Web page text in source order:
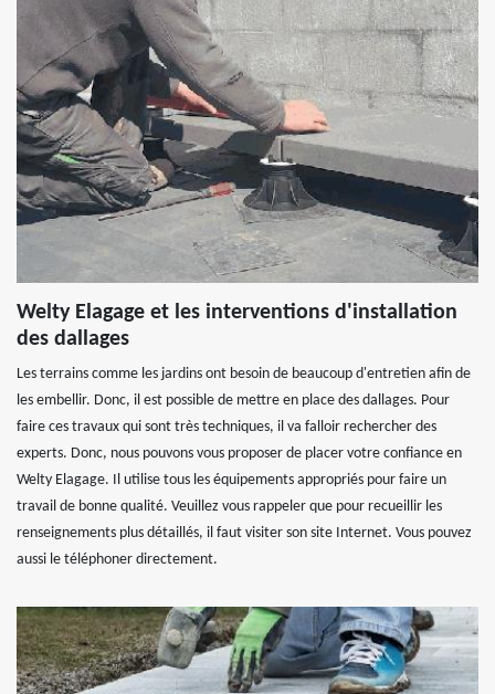
Welty Elagage et les interventions d'installation
des dallages
Les terrains comme les jardins ont besoin de beaucoup d'entretien afin de
les embellir. Donc, il est possible de mettre en place des dallages. Pour
faire ces travaux qui sont très techniques, il va falloir rechercher des
experts. Donc, nous pouvons vous proposer de placer votre confiance en
Welty Elagage. Il utilise tous les équipements appropriés pour faire un
travail de bonne qualité. Veuillez vous rappeler que pour recueillir les
renseignements plus détaillés, il faut visiter son site Internet. Vous pouvez
aussi le téléphoner directement.